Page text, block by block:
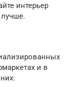
интерьер
и в